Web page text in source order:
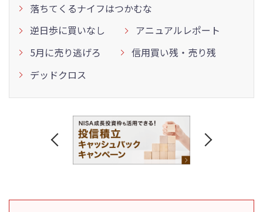
落ちてくるナイフはつかむな
逆日歩に買いなし
アニュアルレポート
5月に売り逃げろ
信用買い残・売り残
デッドクロス